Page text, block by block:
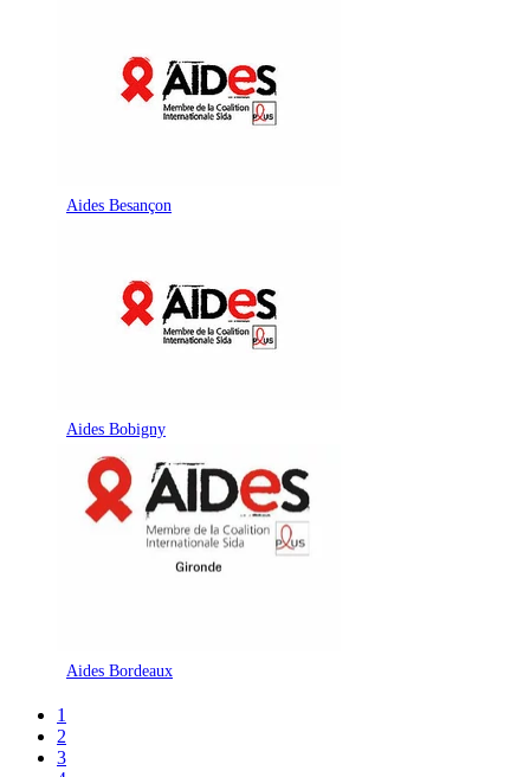
Aides Besançon
Aides Bobigny
Aides Bordeaux
1
2
3